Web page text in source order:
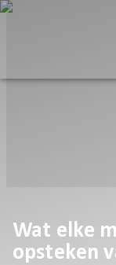
Wat elke
opsteken